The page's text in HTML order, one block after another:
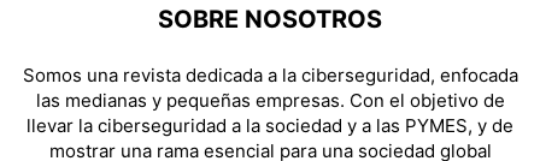
SOBRE NOSOTROS
Somos una revista dedicada a la ciberseguridad, enfocada
las medianas y pequeñas empresas. Con el objetivo de
llevar la ciberseguridad a la sociedad y a las PYMES, y de
mostrar una rama esencial para una sociedad global